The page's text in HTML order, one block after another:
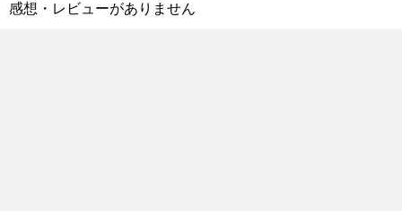
感想・レビューがありません